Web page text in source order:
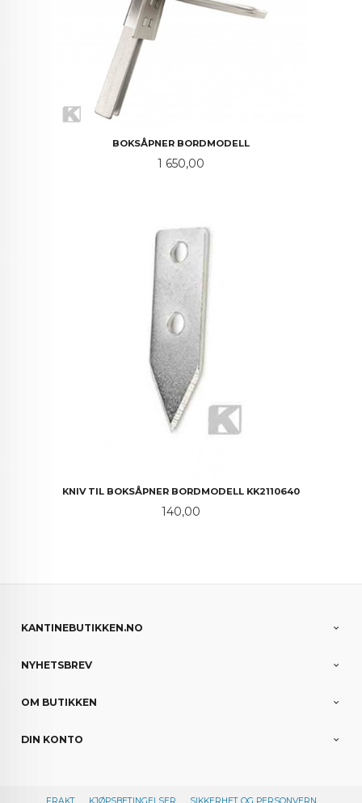
BOKSÅPNER BORDMODELL
Pris
1 650,00
KNIV TIL BOKSÅPNER BORDMODELL KK2110640
Pris
140,00
KANTINEBUTIKKEN.NO
NYHETSBREV
OM BUTIKKEN
DIN KONTO
FRAKT KJØPSBETINGELSER SIKKERHET OG PERSONVERN